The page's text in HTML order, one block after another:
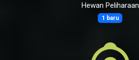
Hewan Peliharaan
1 baru